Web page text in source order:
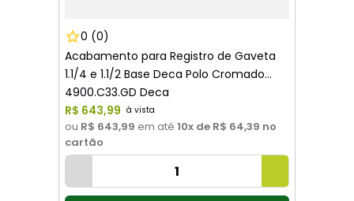
0 (0)
Acabamento para Registro de Gaveta
1.1/4 e 1.1/2 Base Deca Polo Cromado
4900.C33.GD Deca
R$ 643,99
ou R$ 643,99 em até 10x de R$ 64,39 no
cartão